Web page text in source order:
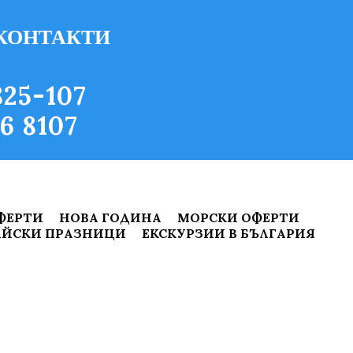
107
8107
НОВА ГОДИНА
МОРСКИ ОФЕРТИ
ПРАЗНИЦИ
ЕКСКУРЗИИ В БЪЛГАРИЯ